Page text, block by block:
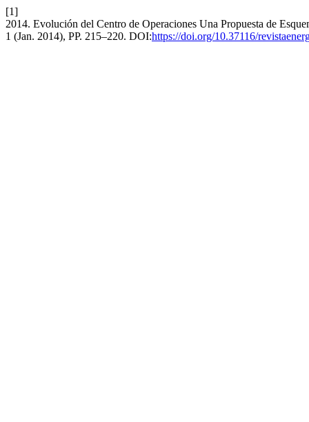
[1]
2014. Evolución del Centro de Operaciones Una Propuesta de
1 (Jan. 2014), PP. 215–220. DOI:https://doi.org/10.37116/